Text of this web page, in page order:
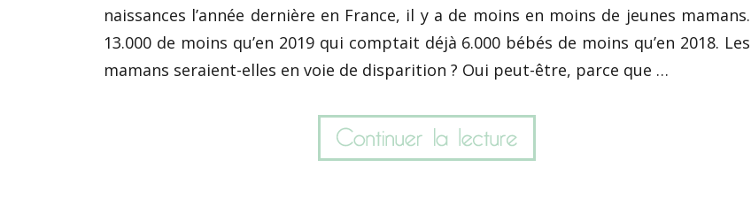
naissances l’année dernière en France, il y a de moins en moins de jeunes mamans.
13.000 de moins qu’en 2019 qui comptait déjà 6.000 bébés de moins qu’en 2018. Les
mamans seraient-elles en voie de disparition ? Oui peut-être, parce que …